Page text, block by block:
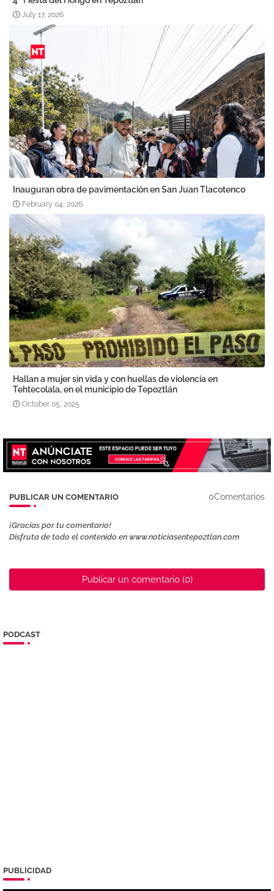
July 17, 2026
Inauguran obra de pavimentación en San Juan Tlacotenco
February 04, 2026
Hallan a mujer sin vida y con huellas de violencia en
Tehtecolala, en el municipio de Tepoztlán
October 05, 2025
PUBLICAR UN COMENTARIO 0Comentarios
¡Gracias por tu comentario!
Disfruta de todo el contenido en www.noticiasentepoztlan.com
Publicar un comentario (0)
PODCAST
PUBLICIDAD